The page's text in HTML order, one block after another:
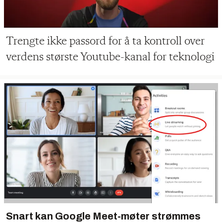
Trengte ikke passord for å ta kontroll over
verdens største Youtube-kanal for teknologi
Snart kan Google Meet-møter strømmes